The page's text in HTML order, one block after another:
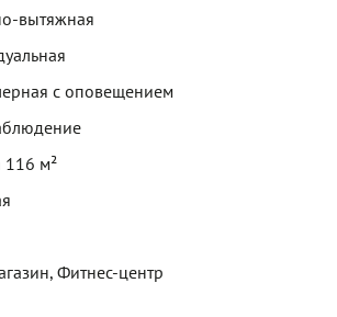
вытяжная
с оповещением
м²
Фитнес-центр